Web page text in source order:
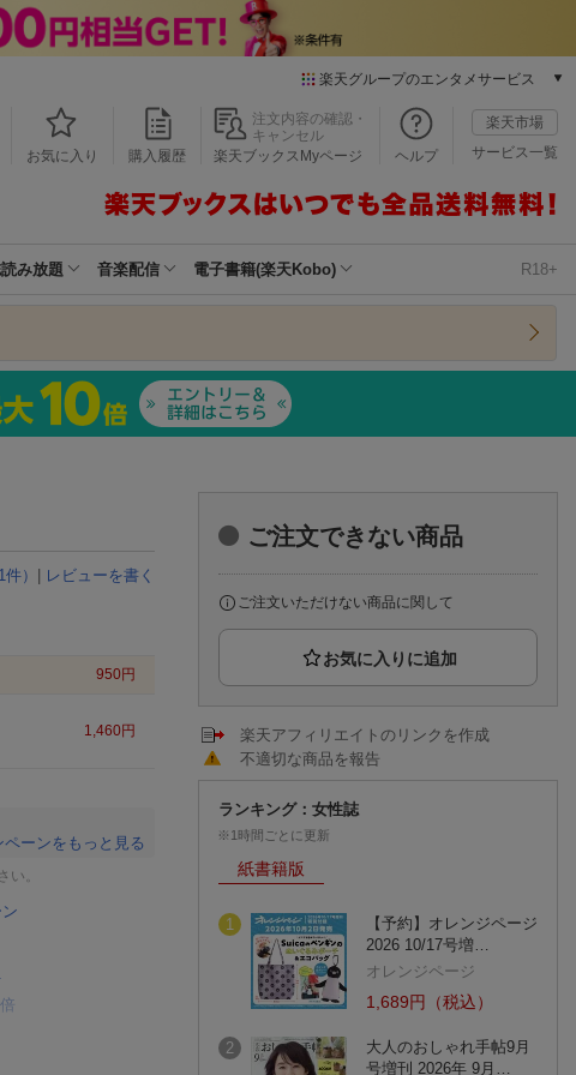
楽天グループのエンタメサービス
本/ゲーム/CD/DVD
楽天ブックス
楽天Kobo
楽天チケット
エンタメニュース
推し楽
お気に入り 購入履歴
注文内容の確認・
キャンセル
楽天ブックスMyページ
ヘルプ
楽天市場
サービス一覧
み放題 音楽配信 電子書籍(楽天Kobo) R18+
1件） | レビューを書く
950円
1,460円
ペーンをもっと見る
。
ご注文できない商品
ご注文いただけない商品に関して
楽天アフィリエイトのリンクを作成
不適切な商品を報告
ランキング：女性誌
※1時間ごとに更新
紙書籍版
1
【予約】オレンジページ
2026 10/17号増…
オレンジページ
1,689円（税込）
2
大人のおしゃれ手帖9月
号増刊 2026年 9月…